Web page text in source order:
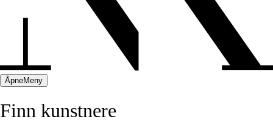
ÅpneMeny
Finn kunstnere